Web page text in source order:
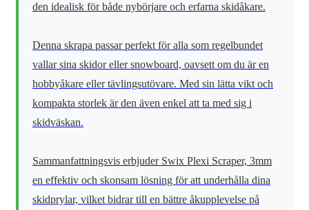
den idealisk för både nybörjare och erfarna skidåkare.
Denna skrapa passar perfekt för alla som regelbundet
vallar sina skidor eller snowboard, oavsett om du är en
hobbyåkare eller tävlingsutövare. Med sin lätta vikt och
kompakta storlek är den även enkel att ta med sig i
skidväskan.
Sammanfattningsvis erbjuder Swix Plexi Scraper, 3mm
en effektiv och skonsam lösning för att underhålla dina
skidprylar, vilket bidrar till en bättre åkupplevelse på